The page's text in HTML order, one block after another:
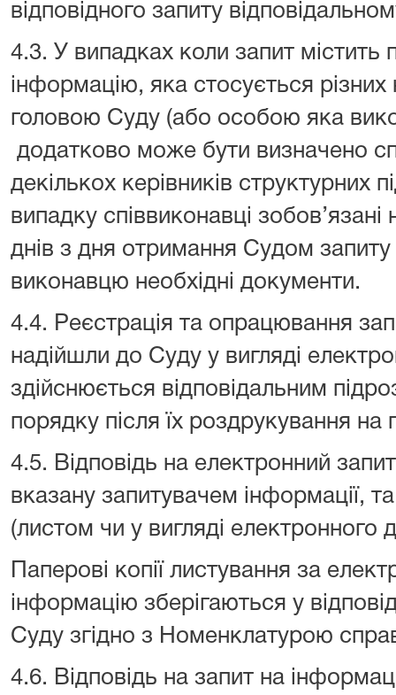
відповідного запиту
4.3. У випадках коли запит містить
інформацію, яка стосується різних
головою Суду (або особою яка
додатково може бути визначено
декількох керівників структурних
випадку співвиконавці
днів з дня отримання Судом запиту
виконавцю необхідні документи.
4.4. Реєстрація та опрацювання
надійшли до Суду у вигляді
здійснюється відповідальним
порядку після їх роздрукування на
4.5. Відповідь на електронний
вказану запитувачем інформації,
(листом чи у вигляді електронного
Паперові копії листування за
інформацію зберігаються у
Суду згідно з Номенклатурою
4.6. Відповідь на запит на